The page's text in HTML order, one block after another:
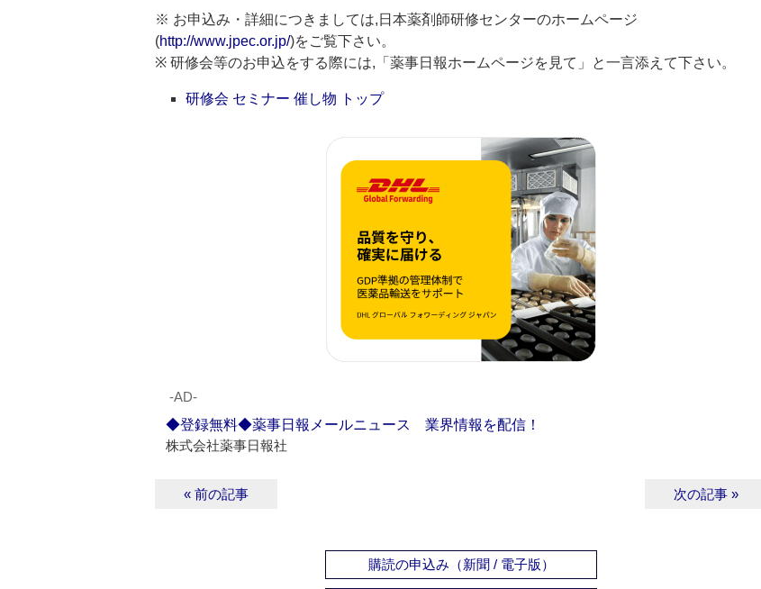
※ お申込み・詳細につきましては,日本薬剤師研修センターのホームページ
(http://www.jpec.or.jp/)をご覧下さい。
※ 研修会等のお申込をする際には,「薬事日報ホームページを見て」と一言添えて下さい。
研修会 セミナー 催し物 トップ
‐AD‐
◆登録無料◆薬事日報メールニュース 業界情報を配信！
株式会社薬事日報社
« 前の記事 次の記事 »
購読の申込み（新聞 / 電子版）